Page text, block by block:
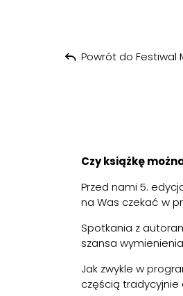
Powrót do Festiwal
Czy książkę
Przed nami 5.
na Was czekać w
Spotkania z
szansa
Jak zwykle w
częścią tradycyjnie